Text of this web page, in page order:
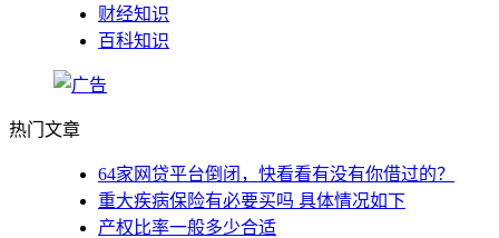
财经知识
百科知识
热门文章
64家网贷平台倒闭，快看看有没有你借过的？
重大疾病保险有必要买吗 具体情况如下
产权比率一般多少合适